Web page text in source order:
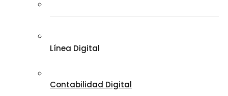
Línea Digital
Contabilidad Digital